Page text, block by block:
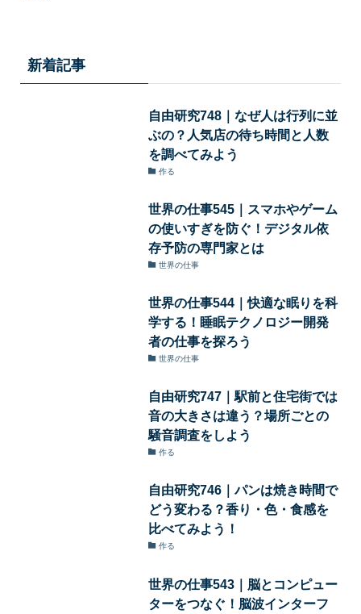
新着記事
自由研究748｜なぜ人は行列に並
ぶの？人気店の待ち時間と人数
を調べてみよう
作る
世界の仕事545｜スマホやゲーム
の使いすぎを防ぐ！デジタル依
存予防の専門家とは
世界の仕事
世界の仕事544｜快適な眠りを科
学する！睡眠テクノロジー開発
者の仕事を探ろう
世界の仕事
自由研究747｜駅前と住宅街では
音の大きさは違う？場所ごとの
騒音調査をしよう
作る
自由研究746｜パンは焼き時間で
どう変わる？香り・色・食感を
比べてみよう！
作る
世界の仕事543｜脳とコンピュー
ターをつなぐ！脳波インターフ